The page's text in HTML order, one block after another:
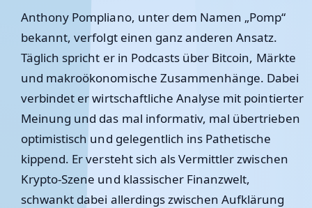
Anthony Pompliano, unter dem Namen „Pomp“
bekannt, verfolgt einen ganz anderen Ansatz.
Täglich spricht er in Podcasts über Bitcoin, Märkte
und makroökonomische Zusammenhänge. Dabei
verbindet er wirtschaftliche Analyse mit pointierter
Meinung und das mal informativ, mal übertrieben
optimistisch und gelegentlich ins Pathetische
kippend. Er versteht sich als Vermittler zwischen
Krypto-Szene und klassischer Finanzwelt,
schwankt dabei allerdings zwischen Aufklärung